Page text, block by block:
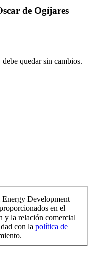
de Ogíjares
quedar sin cambios.
Energy Development
en el
y la relación comercial
con la política de